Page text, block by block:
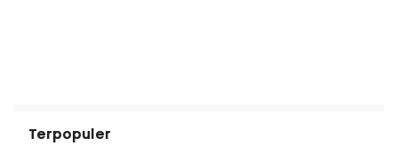
Terpopuler